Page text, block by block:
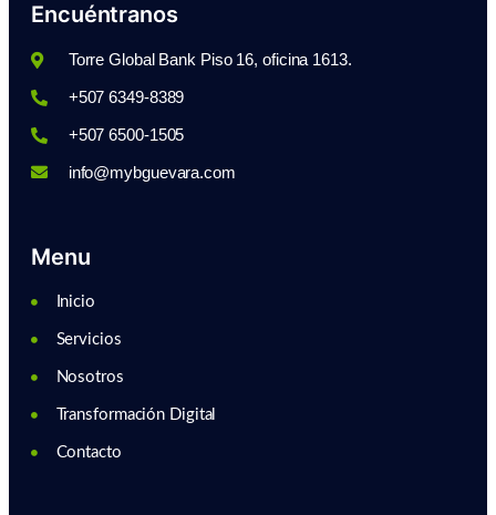
Encuéntranos
Torre Global Bank Piso 16, oficina 1613.
+507 6349-8389
+507 6500-1505
info@mybguevara.com
Menu
Inicio
Servicios
Nosotros
Transformación Digital
Contacto